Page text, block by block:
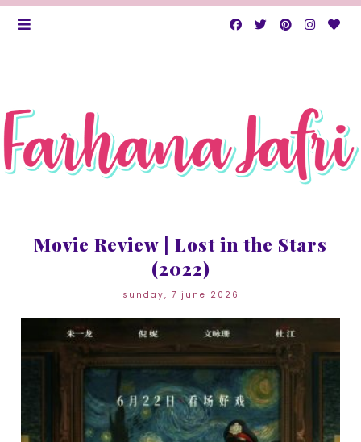
Movie Review | Lost in the Stars
(2022)
sunday, 7 june 2026